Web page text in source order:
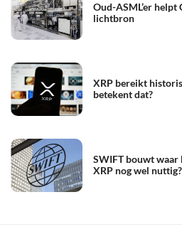
Oud-ASML’er helpt
lichtbron
XRP bereikt
betekent dat?
SWIFT bouwt waar
XRP nog wel nuttig?